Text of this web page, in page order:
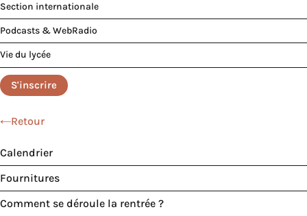
Section internationale
Podcasts & WebRadio
Vie du lycée
S'inscrire
Retour
Calendrier
Fournitures
Comment se déroule la rentrée ?